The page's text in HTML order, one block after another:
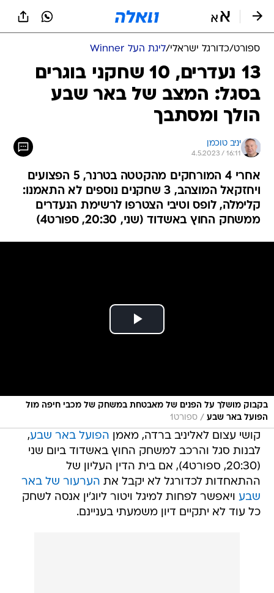
ספורט/כדורגל ישראלי/ליגת העל Winner
13 נעדרים, 10 שחקני בוגרים
בסגל: המצב של באר שבע
הולך ומסתבך
יניב טוכמן
4.5.2023 / 16:11
אחרי 4 המורחקים מהקטטה בטרנר, 5 הפצועים
ויחזקאל המוצהב, 3 שחקנים נוספים לא התאמנו:
קלימלה, לופס וטיבי הצטרפו לרשימת הנעדרים
ממשחק החוץ באשדוד (שני, 20:30, ספורט4)
בקבוק מושלך על הפנים של מאבטחת במשחק של מכבי חיפה מול
הפועל באר שבע / ספורט1
קושי עצום לאליניב ברדה, מאמן הפועל באר שבע,
לבנות סגל והרכב למשחק החוץ באשדוד ביום שני
(20:30, ספורט4), אם בית הדין העליון של
ההתאחדות לכדורגל לא יקבל את הערעור של באר
שבע ויאפשר לפחות למיגל ויטור ליוג'ין אנסה לשחק
כל עוד לא יתקיים דיון משמעתי בעניינם.